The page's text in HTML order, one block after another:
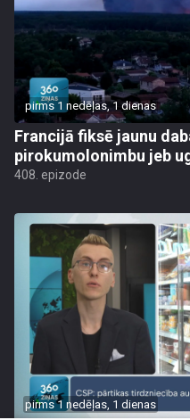
pirms 1 nedēļas, 1 dienas
Francijā fiksē jaunu
pirokumolonimbu jeb
408. epizode
pirms 1 nedēļas, 1 dienas